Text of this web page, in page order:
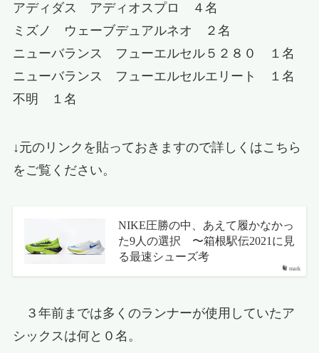
アディダス アディオスプロ ４名
ミズノ ウェーブデュアルネオ ２名
ニューバランス フューエルセル５２８０ １名
ニューバランス フューエルセルエリート １名
不明 １名
↓元のリンクを貼っておきますので詳しくはこちら
をご覧ください。
mark
NIKE圧勝の中、あえて履かなかっ
た9人の選択 〜箱根駅伝2021に見
る最速シューズ考
３年前までは多くのランナーが使用していたア
シックスは何と０名。